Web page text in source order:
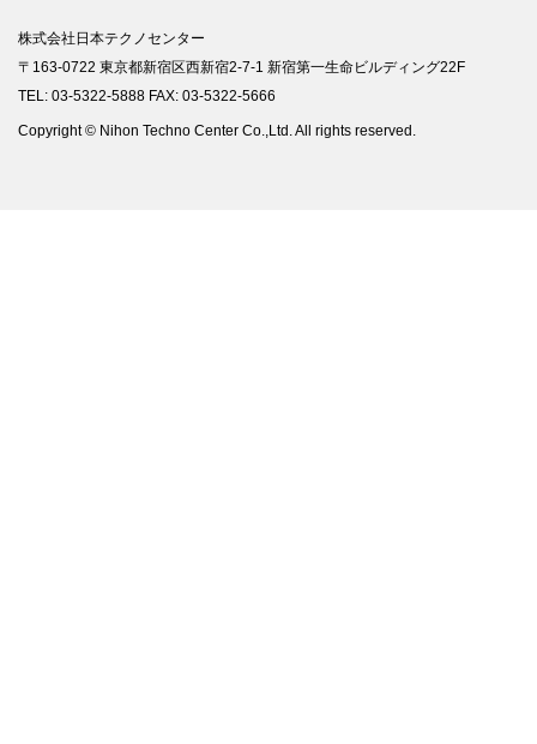
株式会社日本テクノセンター
〒163-0722 東京都新宿区西新宿2-7-1 新宿第一生命ビルディング22F
TEL: 03-5322-5888 FAX: 03-5322-5666
Copyright © Nihon Techno Center Co.,Ltd. All rights reserved.